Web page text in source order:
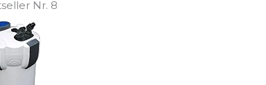
Nr. 8